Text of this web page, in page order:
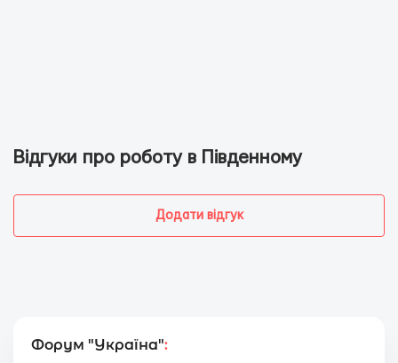
Відгуки про роботу в Південному
Додати відгук
Форум "Україна":